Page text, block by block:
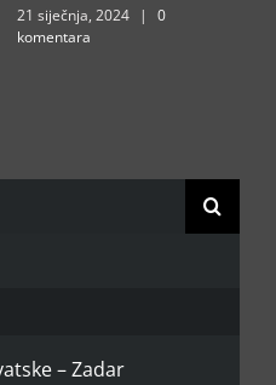
21 siječnja, 2024 |
0
komentara
– Zadar